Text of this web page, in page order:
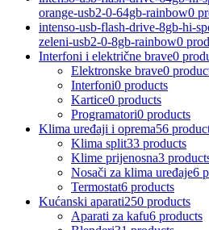
orange-usb2-0-64gb-rainbow0
intenso-usb-flash-drive-8gb-hi-
zeleni-usb2-0-8gb-rainbow0
Interfoni i električne brave0
Elektronske brave0
Interfoni0 products
Kartice0 products
Programatori0 products
Klima uređaji i oprema56
Klima split33 products
Klime prijenosna3
Nosači za klima uređaje6
Termostat6 products
Kućanski aparati250 products
Aparati za kafu6 products